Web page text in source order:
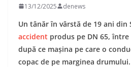
13/12/2025 denews
Un tânăr în vârstă de 19 ani
accident produs pe DN 65, între
după ce mașina pe care o
copac de pe marginea drumului.